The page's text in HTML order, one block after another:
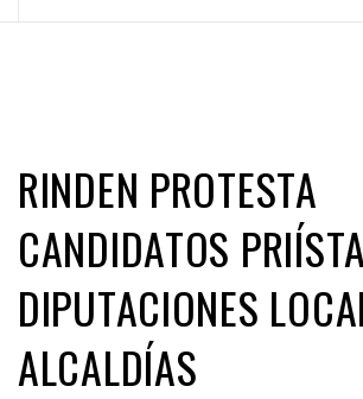
RINDEN PROTESTA
CANDIDATOS
DIPUTACIONES
ALCALDÍAS